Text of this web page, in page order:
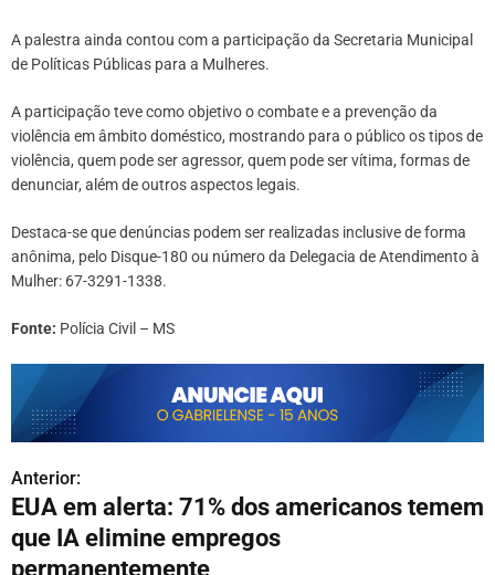
A palestra ainda contou com a participação da Secretaria Municipal
de Políticas Públicas para a Mulheres.
A participação teve como objetivo o combate e a prevenção da
violência em âmbito doméstico, mostrando para o público os tipos de
violência, quem pode ser agressor, quem pode ser vítima, formas de
denunciar, além de outros aspectos legais.
Destaca-se que denúncias podem ser realizadas inclusive de forma
anônima, pelo Disque-180 ou número da Delegacia de Atendimento à
Mulher: 67-3291-1338.
Fonte: Polícia Civil – MS
N
a
v
Anterior:
EUA em alerta: 71% dos americanos temem
que IA elimine empregos
permanentemente